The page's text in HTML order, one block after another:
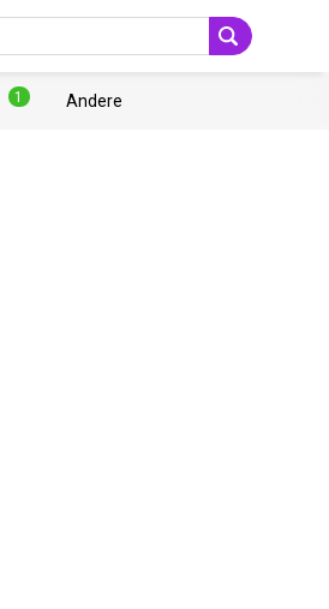
1 Andere